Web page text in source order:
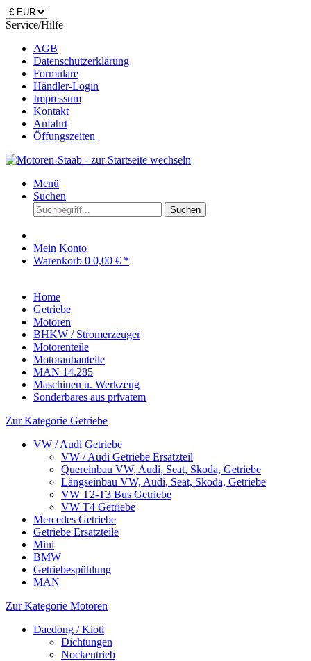
Service/Hilfe
AGB
Datenschutzerklärung
Formulare
Händler-Login
Impressum
Kontakt
Anfahrt
Öffungszeiten
Menü
Suchen
Suchen
Mein Konto
Warenkorb 0 0,00 € *
Home
Getriebe
Motoren
BHKW / Stromerzeuger
Motorenteile
Motoranbauteile
MAN 14.285
Maschinen u. Werkzeug
Sonderbares aus privatem
Zur Kategorie Getriebe
VW / Audi Getriebe
VW / Audi Getriebe Ersatzteil
Quereinbau VW, Audi, Seat, Skoda, Getriebe
Längseinbau VW, Audi, Seat, Skoda, Getriebe
VW T2-T3 Bus Getriebe
VW T4 Getriebe
Mercedes Getriebe
Getriebe Ersatzteile
Mini
BMW
Getriebespühlung
MAN
Zur Kategorie Motoren
Daedong / Kioti
Dichtungen
Nockentrieb